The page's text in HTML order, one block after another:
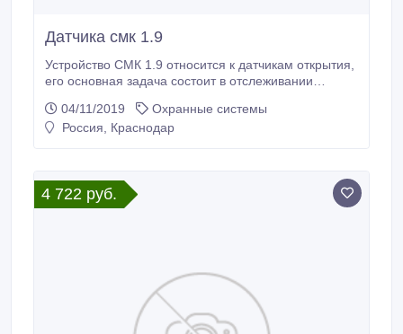
Датчика смк 1.9
Устройство СМК 1.9 относится к датчикам открытия,
его основная задача состоит в отслеживании
СМК 1.9 – самоклеющийся датчик, поэтому он
чрезвычайно удобен в монтаже. Сегодня мы имеем
04/11/2019
Охранные системы
Россия, Краснодар
4 722 руб.